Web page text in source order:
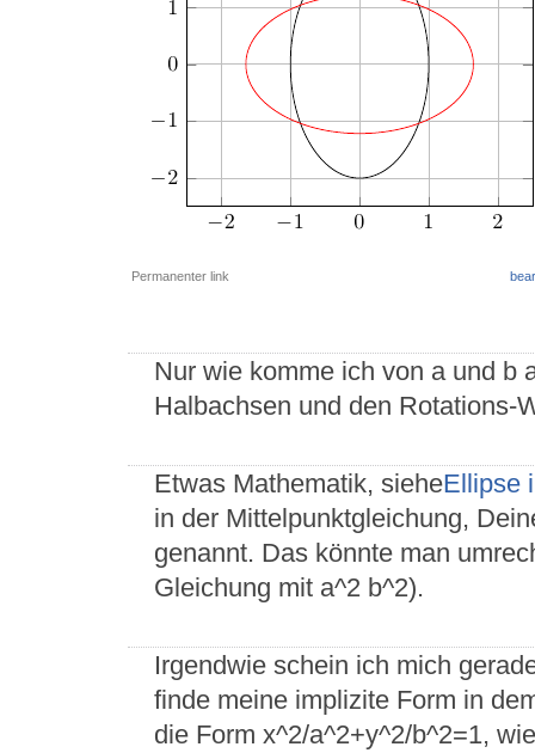
Permanenter link
Nur wie komme ich von a und b
Halbachsen und den Rotations-
Etwas Mathematik, sieheEllipse
in der Mittelpunktgleichung,
genannt. Das könnte man
Gleichung mit a^2 b^2).
Irgendwie schein ich mich
finde meine implizite Form in
die Form x^2/a^2+y^2/b^2=1,